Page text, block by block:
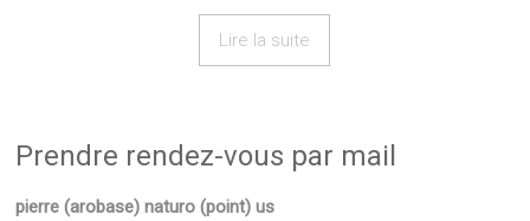
Lire la suite
Prendre rendez-vous par mail
pierre (arobase) naturo (point) us